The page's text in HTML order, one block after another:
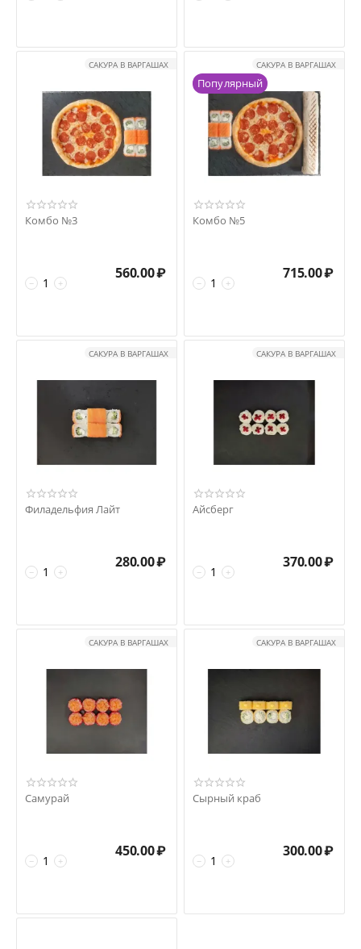
САКУРА В ВАРГАШАХ
Комбо №3
+
−
560.00₽
САКУРА В ВАРГАШАХ
Популярный
Комбо №5
+
−
715.00₽
САКУРА В ВАРГАШАХ
Филадельфия Лайт
+
−
280.00₽
САКУРА В ВАРГАШАХ
Айсберг
+
−
370.00₽
САКУРА В ВАРГАШАХ
Самурай
+
−
450.00₽
САКУРА В ВАРГАШАХ
Сырный краб
+
−
300.00₽